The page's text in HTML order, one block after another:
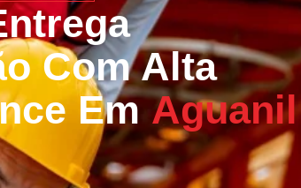
Com Alta
EmAguanil